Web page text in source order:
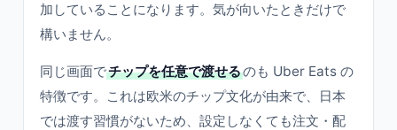
加していることになります。気が向いたときだけで
構いません。
同じ画面でチップを任意で渡せるのも Uber Eats の
特徴です。これは欧米のチップ文化が由来で、日本
では渡す習慣がないため、設定しなくても注文・配